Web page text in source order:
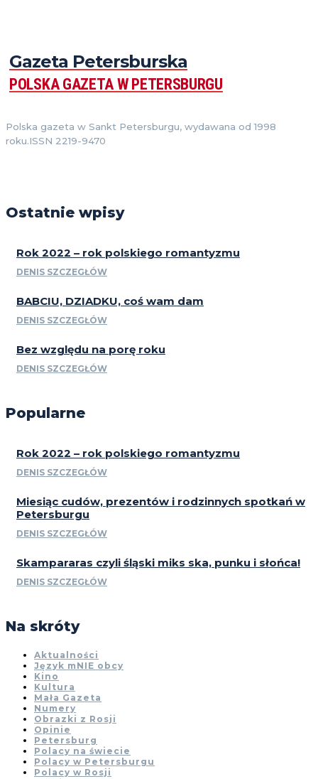
Gazeta Petersburska
POLSKA GAZETA W PETERSBURGU
Polska gazeta w Sankt Petersburgu, wydawana od 1998
roku.ISSN 2219-9470
Ostatnie wpisy
Rok 2022 – rok polskiego romantyzmu
DENIS SZCZEGŁÓW
BABCIU, DZIADKU, coś wam dam
DENIS SZCZEGŁÓW
Bez względu na porę roku
DENIS SZCZEGŁÓW
Popularne
Rok 2022 – rok polskiego romantyzmu
DENIS SZCZEGŁÓW
Miesiąc cudów, prezentów i rodzinnych spotkań w
Petersburgu
DENIS SZCZEGŁÓW
Skampararas czyli śląski miks ska, punku i słońca!
DENIS SZCZEGŁÓW
Na skróty
Aktualności
Język mNIE obcy
Kino
Kultura
Mała Gazeta
Numery
Obrazki z Rosji
Opinie
Petersburg
Polacy na świecie
Polacy w Petersburgu
Polacy w Rosji